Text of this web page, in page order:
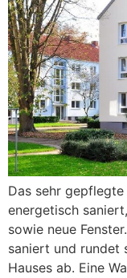
Das sehr
energetisch
sowie neue
saniert und rundet
Hauses ab. Eine